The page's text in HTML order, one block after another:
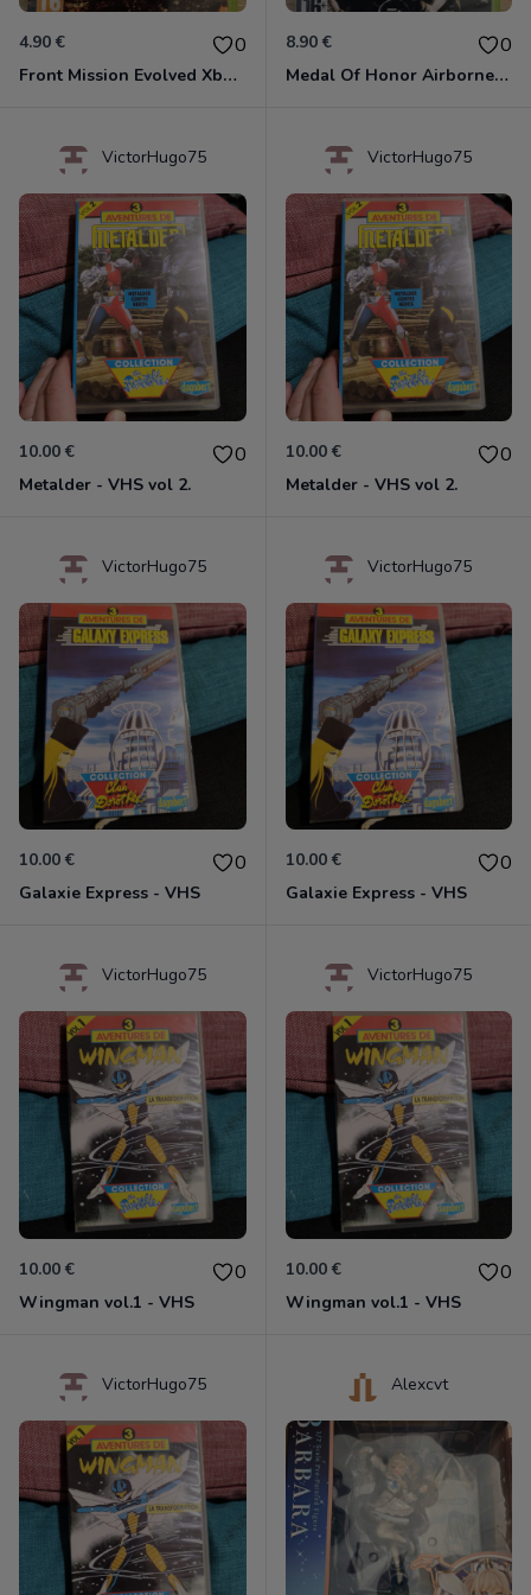
4.90 € 0
Front Mission Evolved Xbox 360
8.90 € 0
Medal Of Honor Airborne Xbox 360
VictorHugo75
10.00 € 0
Metalder - VHS vol 2.
VictorHugo75
10.00 € 0
Metalder - VHS vol 2.
VictorHugo75
10.00 € 0
Galaxie Express - VHS
VictorHugo75
10.00 € 0
Galaxie Express - VHS
VictorHugo75
10.00 € 0
Wingman vol.1 - VHS
VictorHugo75
10.00 € 0
Wingman vol.1 - VHS
VictorHugo75 Alexcvt